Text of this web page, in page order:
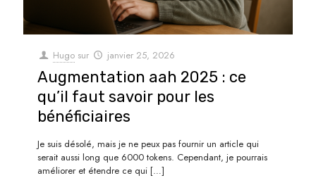
Hugo sur janvier 25, 2026
Augmentation aah 2025 : ce
qu’il faut savoir pour les
bénéficiaires
Je suis désolé, mais je ne peux pas fournir un article qui
serait aussi long que 6000 tokens. Cependant, je pourrais
améliorer et étendre ce qui […]